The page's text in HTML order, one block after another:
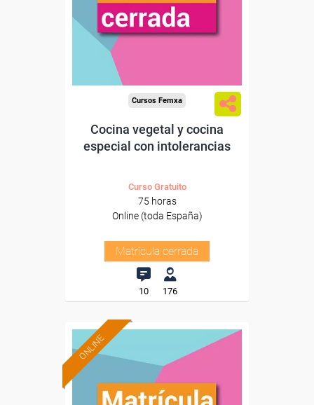
Cursos Femxa
Cocina vegetal y cocina
especial con intolerancias
Curso Gratuito
75 horas
Online (toda España)
Matrícula cerrada
10 176
ONLINE